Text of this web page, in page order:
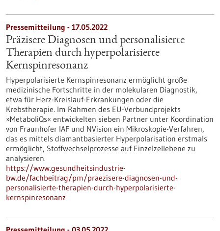
Pressemitteilung - 17.05.2022
Präzisere Diagnosen und personalisierte
Therapien durch hyperpolarisierte
Kernspinresonanz
Hyperpolarisierte Kernspinresonanz ermöglicht große
medizinische Fortschritte in der molekularen Diagnostik,
etwa für Herz-Kreislauf-Erkrankungen oder die
Krebstherapie. Im Rahmen des EU-Verbundprojekts
»MetaboliQs« entwickelten sieben Partner unter Koordination
von Fraunhofer IAF und NVision ein Mikroskopie-Verfahren,
das es mittels diamantbasierter Hyperpolarisation erstmals
ermöglicht, Stoffwechselprozesse auf Einzelzellebene zu
analysieren.
https://www.gesundheitsindustrie-
bw.de/fachbeitrag/pm/praezisere-diagnosen-und-
personalisierte-therapien-durch-hyperpolarisierte-
kernspinresonanz